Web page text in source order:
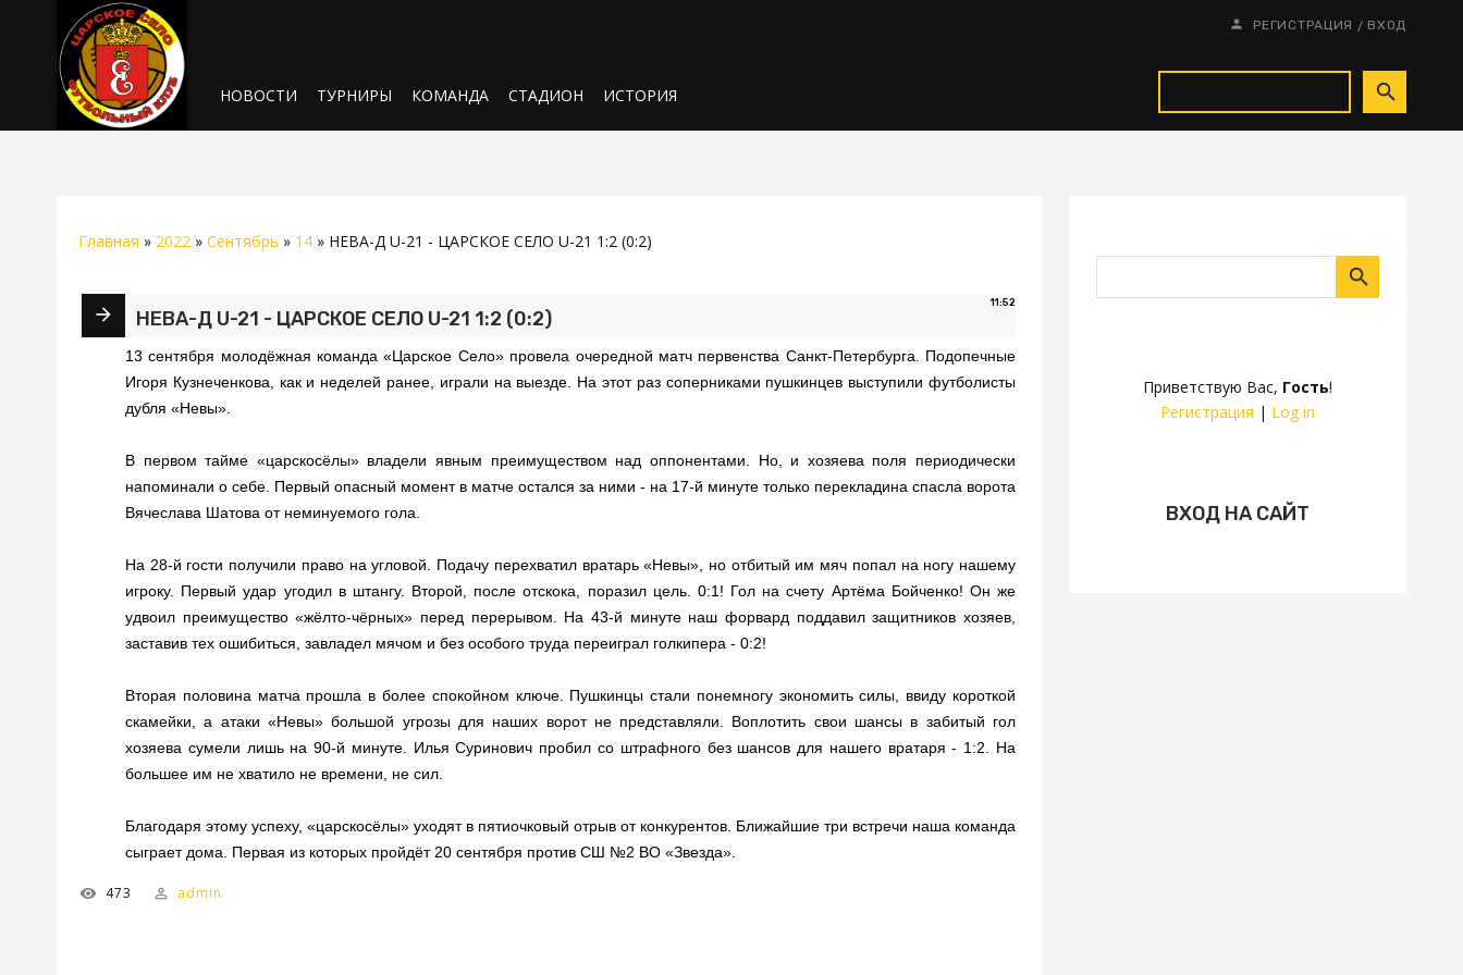
РЕГИСТРАЦИЯ / ВХОД
НОВОСТИ ТУРНИРЫ КОМАНДА СТАДИОН ИСТОРИЯ
Приветствую Вас, Гость!
Регистрация | Log in
ВХОД НА САЙТ
Главная » 2022 » Сентябрь » 14 » НЕВА-Д U-21 - ЦАРСКОЕ СЕЛО U-21 1:2 (0:2)
11:52
НЕВА-Д U-21 - ЦАРСКОЕ СЕЛО U-21 1:2 (0:2)
13 сентября молодёжная команда «Царское Село» провела очередной матч первенства Санкт-Петербурга. Подопечные
Игоря Кузнеченкова, как и неделей ранее, играли на выезде. На этот раз соперниками пушкинцев выступили футболисты
дубля «Невы».
В первом тайме «царскосёлы» владели явным преимуществом над оппонентами. Но, и хозяева поля периодически
напоминали о себе. Первый опасный момент в матче остался за ними - на 17-й минуте только перекладина спасла ворота
Вячеслава Шатова от неминуемого гола.
На 28-й гости получили право на угловой. Подачу перехватил вратарь «Невы», но отбитый им мяч попал на ногу нашему
игроку. Первый удар угодил в штангу. Второй, после отскока, поразил цель. 0:1! Гол на счету Артёма Бойченко! Он же
удвоил преимущество «жёлто-чёрных» перед перерывом. На 43-й минуте наш форвард поддавил защитников хозяев,
заставив тех ошибиться, завладел мячом и без особого труда переиграл голкипера - 0:2!
Вторая половина матча прошла в более спокойном ключе. Пушкинцы стали понемногу экономить силы, ввиду короткой
скамейки, а атаки «Невы» большой угрозы для наших ворот не представляли. Воплотить свои шансы в забитый гол
хозяева сумели лишь на 90-й минуте. Илья Суринович пробил со штрафного без шансов для нашего вратаря - 1:2. На
большее им не хватило не времени, не сил.
Благодаря этому успеху, «царскосёлы» уходят в пятиочковый отрыв от конкурентов. Ближайшие три встречи наша команда
сыграет дома. Первая из которых пройдёт 20 сентября против СШ №2 ВО «Звезда».
473 admin